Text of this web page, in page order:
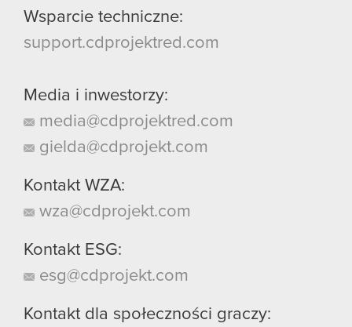
Wsparcie techniczne:
support.cdprojektred.com
Media i inwestorzy:
media@cdprojektred.com
gielda@cdprojekt.com
Kontakt WZA:
wza@cdprojekt.com
Kontakt ESG:
esg@cdprojekt.com
Kontakt dla społeczności graczy: